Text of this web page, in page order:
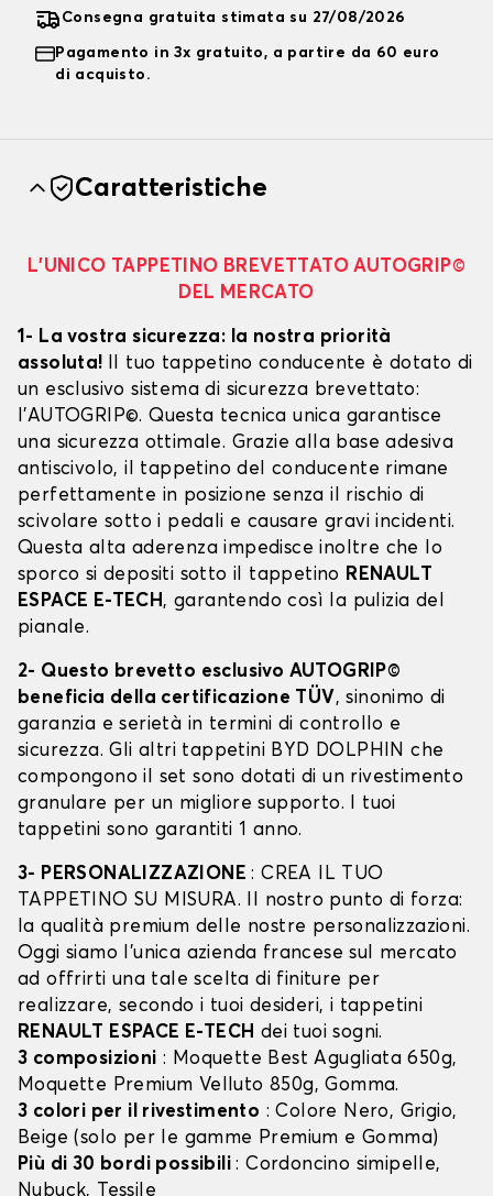
Consegna gratuita stimata su 27/08/2026
Pagamento in 3x gratuito, a partire da 60 euro
di acquisto.
Caratteristiche
L’UNICO TAPPETINO BREVETTATO AUTOGRIP©
DEL MERCATO
1- La vostra sicurezza: la nostra priorità
assoluta! Il tuo tappetino conducente è dotato di
un esclusivo sistema di sicurezza brevettato:
l’AUTOGRIP©. Questa tecnica unica garantisce
una sicurezza ottimale. Grazie alla base adesiva
antiscivolo, il tappetino del conducente rimane
perfettamente in posizione senza il rischio di
scivolare sotto i pedali e causare gravi incidenti.
Questa alta aderenza impedisce inoltre che lo
sporco si depositi sotto il tappetino RENAULT
ESPACE E-TECH, garantendo così la pulizia del
pianale.
2- Questo brevetto esclusivo AUTOGRIP©
beneficia della certificazione TÜV, sinonimo di
garanzia e serietà in termini di controllo e
sicurezza. Gli altri tappetini BYD DOLPHIN che
compongono il set sono dotati di un rivestimento
granulare per un migliore supporto. I tuoi
tappetini sono garantiti 1 anno.
3- PERSONALIZZAZIONE: CREA IL TUO
TAPPETINO SU MISURA. Il nostro punto di forza:
la qualità premium delle nostre personalizzazioni.
Oggi siamo l’unica azienda francese sul mercato
ad offrirti una tale scelta di finiture per
realizzare, secondo i tuoi desideri, i tappetini
RENAULT ESPACE E-TECH dei tuoi sogni.
3 composizioni : Moquette Best Agugliata 650g,
Moquette Premium Velluto 850g, Gomma.
3 colori per il rivestimento : Colore Nero, Grigio,
Beige (solo per le gamme Premium e Gomma)
Più di 30 bordi possibili: Cordoncino simipelle,
Nubuck, Tessile